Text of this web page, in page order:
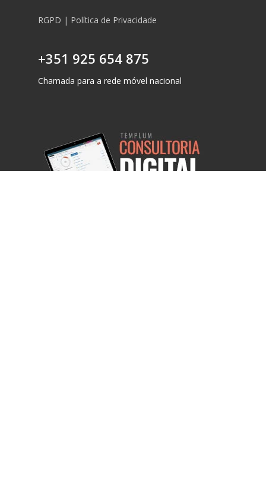
RGPD | Política de Privacidade
+351 925 654 875
Chamada para a rede móvel nacional